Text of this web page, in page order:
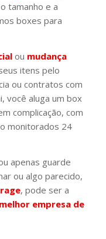
tamanho e a
boxes para
ou mudança
itens pelo
ou contratos com
você aluga um box
complicação, com
monitorados 24
apenas guarde
ou algo parecido,
, pode ser a
empresa de